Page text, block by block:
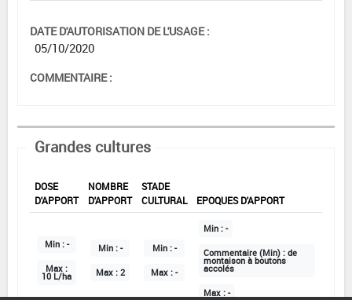
DATE D'AUTORISATION DE L'USAGE :
05/10/2020
COMMENTAIRE :
Grandes cultures
DOSE
D'APPORT
NOMBRE
D'APPORT
STADE
CULTURAL
EPOQUES D'APPORT
Min : -
Max :
10 L/ha
Min : -
Max : 2
Min : -
Max : -
Min : -
Commentaire (Min) : de
montaison à boutons
accolés
Max : -